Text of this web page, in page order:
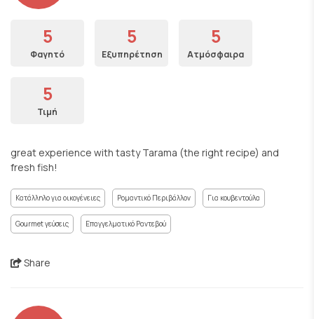
5
Φαγητό
5
Εξυπηρέτηση
5
Ατμόσφαιρα
5
Τιμή
great experience with tasty Tarama (the right recipe) and
fresh fish!
Κατάλληλο για οικογένειες Ρομαντικό Περιβάλλον Για κουβεντούλα
Gourmet γεύσεις Επαγγελματικό Ραντεβού
Share